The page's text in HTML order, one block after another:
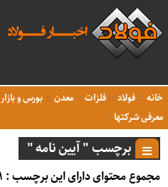
خانه فولاد فلزات معدن بورس و بازار
معرفی شرکتها
برچسب " آیین نامه "
مجموع محتوای دارای این برچسب : ۱